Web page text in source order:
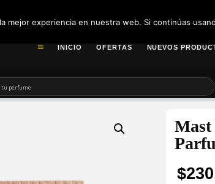
INICIO OFERTAS NUEVOS
Mast
$
mejor experiencia en nuestra web. Si continúas